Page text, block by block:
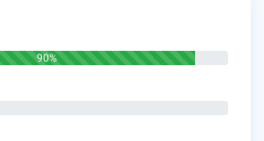
90%